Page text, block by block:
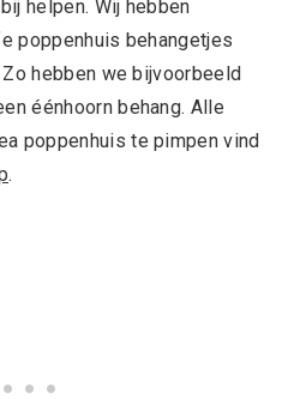
helpen. Wij hebben
poppenhuis behangetjes
hebben we bijvoorbeeld
éénhoorn behang. Alle
poppenhuis te pimpen vind
.